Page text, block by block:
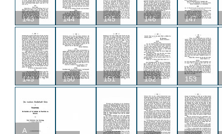
143 144 145 146 147
149 150 151 152 153
A